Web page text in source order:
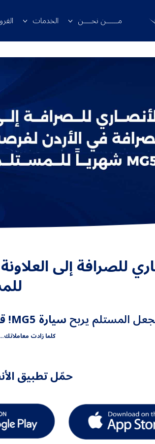
مــــــن نحــــن الخدمات
المستلم يربحسيارة MG5! قم ب
كلما زادت
حمّل تطبيق